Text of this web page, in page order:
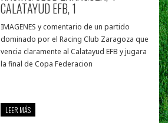
CALATAYUD EFB, 1
IMAGENES y comentario de un partido
dominado por el Racing Club Zaragoza que
vencia claramente al Calatayud EFB y jugara
la final de Copa Federacion
LEER MÁS